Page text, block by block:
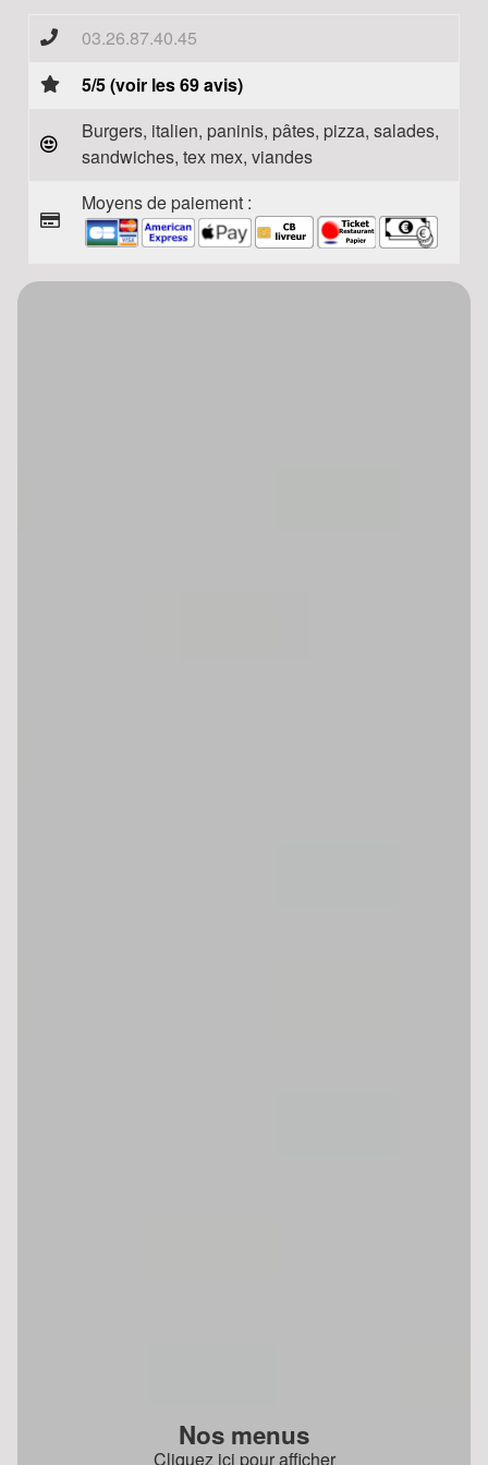
03.26.87.40.45
5/5 (voir les 69 avis)
Burgers, italien, paninis, pâtes, pizza, salades,
sandwiches, tex mex, viandes
Moyens de paiement :
Nos menus
Cliquez ici pour afficher